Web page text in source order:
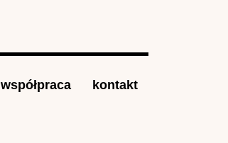
współpraca kontakt